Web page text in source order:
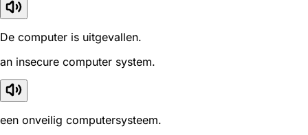
De computer is uitgevallen.
an insecure computer system.
een onveilig computersysteem.